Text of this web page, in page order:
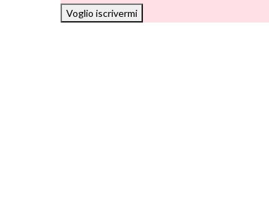
Voglio iscrivermi